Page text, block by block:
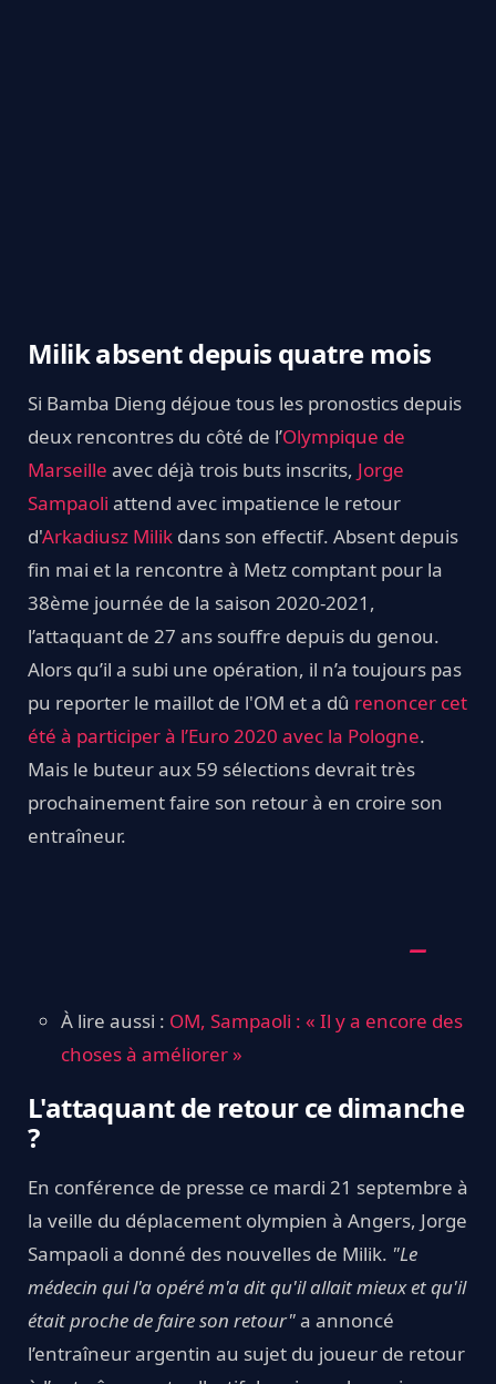
Milik absent depuis quatre mois
Si Bamba Dieng déjoue tous les pronostics depuis
deux rencontres du côté de l’Olympique de
Marseille avec déjà trois buts inscrits, Jorge
Sampaoli attend avec impatience le retour
d'Arkadiusz Milik dans son effectif. Absent depuis
fin mai et la rencontre à Metz comptant pour la
38ème journée de la saison 2020-2021,
l’attaquant de 27 ans souffre depuis du genou.
Alors qu’il a subi une opération, il n’a toujours pas
pu reporter le maillot de l'OM et a dû renoncer cet
été à participer à l’Euro 2020 avec la Pologne.
Mais le buteur aux 59 sélections devrait très
prochainement faire son retour à en croire son
entraîneur.
À lire aussi : OM, Sampaoli : « Il y a encore des
choses à améliorer »
L'attaquant de retour ce dimanche
?
En conférence de presse ce mardi 21 septembre à
la veille du déplacement olympien à Angers, Jorge
Sampaoli a donné des nouvelles de Milik. "Le
médecin qui l'a opéré m'a dit qu'il allait mieux et qu'il
était proche de faire son retour"a annoncé
l’entraîneur argentin au sujet du joueur de retour